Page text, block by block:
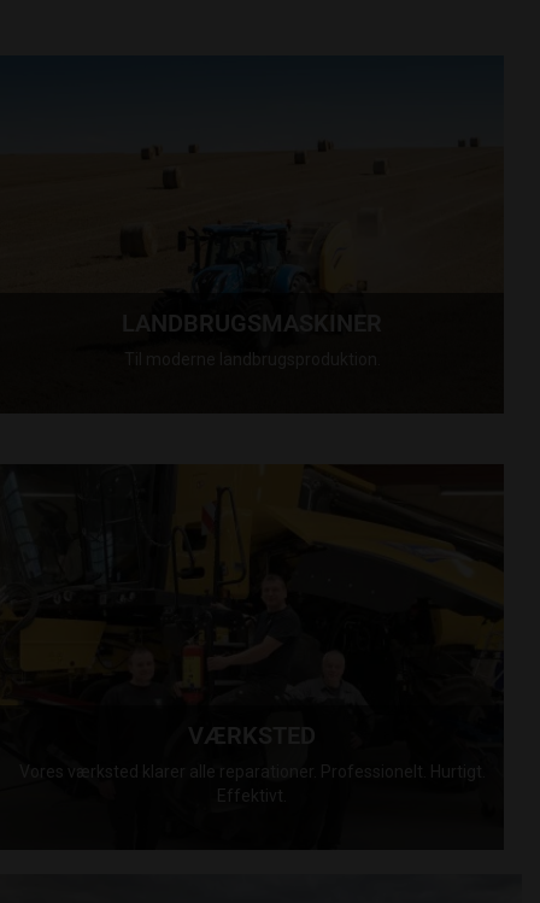
LANDBRUGSMASKINER
Til moderne landbrugsproduktion.
VÆRKSTED
Vores værksted klarer alle reparationer. Professionelt. Hurtigt.
Effektivt.